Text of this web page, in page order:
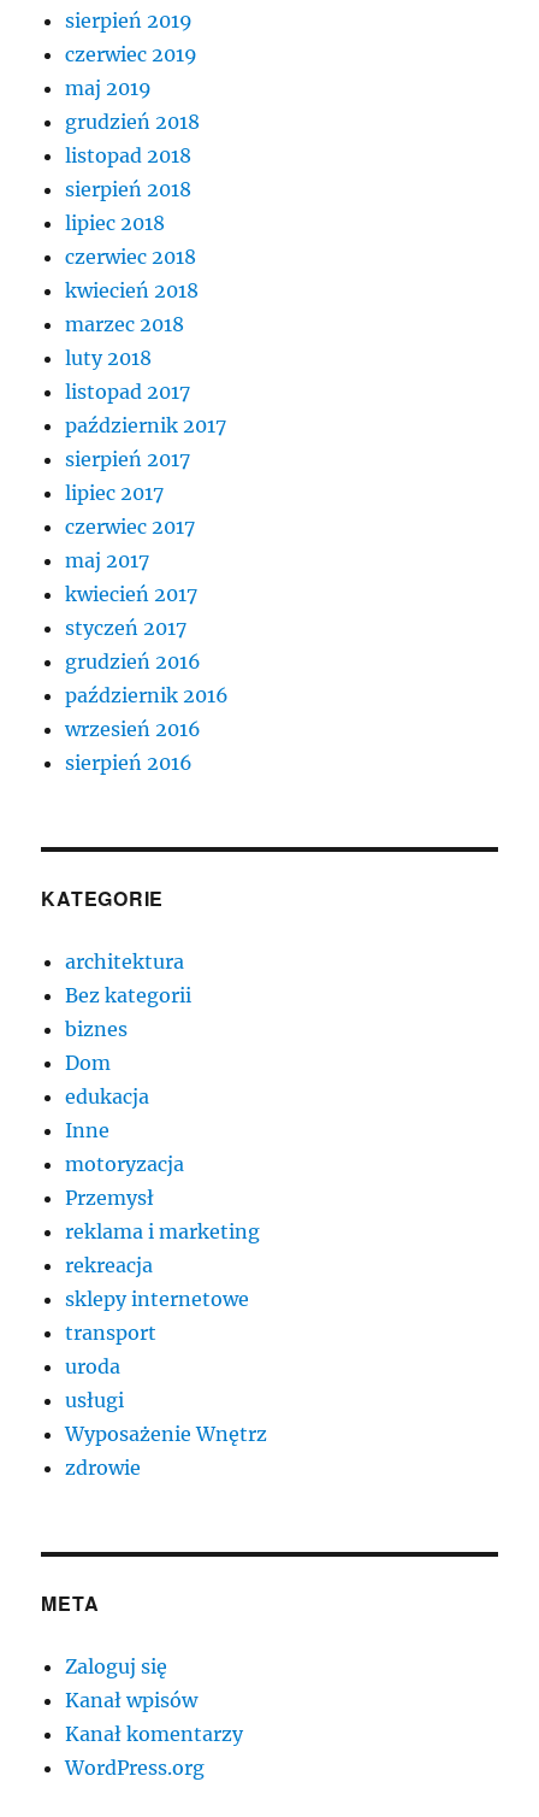
sierpień 2019
czerwiec 2019
maj 2019
grudzień 2018
listopad 2018
sierpień 2018
lipiec 2018
czerwiec 2018
kwiecień 2018
marzec 2018
luty 2018
listopad 2017
październik 2017
sierpień 2017
lipiec 2017
czerwiec 2017
maj 2017
kwiecień 2017
styczeń 2017
grudzień 2016
październik 2016
wrzesień 2016
sierpień 2016
KATEGORIE
architektura
Bez kategorii
biznes
Dom
edukacja
Inne
motoryzacja
Przemysł
reklama i marketing
rekreacja
sklepy internetowe
transport
uroda
usługi
Wyposażenie Wnętrz
zdrowie
META
Zaloguj się
Kanał wpisów
Kanał komentarzy
WordPress.org